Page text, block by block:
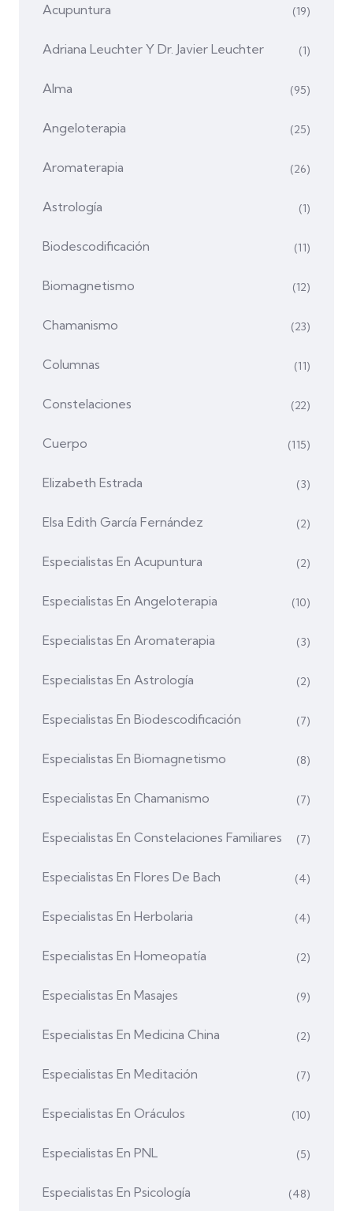
Acupuntura (19)
Adriana Leuchter Y Dr. Javier Leuchter (1)
Alma (95)
Angeloterapia (25)
Aromaterapia (26)
Astrología (1)
Biodescodificación (11)
Biomagnetismo (12)
Chamanismo (23)
Columnas (11)
Constelaciones (22)
Cuerpo (115)
Elizabeth Estrada (3)
Elsa Edith García Fernández (2)
Especialistas En Acupuntura (2)
Especialistas En Angeloterapia (10)
Especialistas En Aromaterapia (3)
Especialistas En Astrología (2)
Especialistas En Biodescodificación (7)
Especialistas En Biomagnetismo (8)
Especialistas En Chamanismo (7)
Especialistas En Constelaciones Familiares (7)
Especialistas En Flores De Bach (4)
Especialistas En Herbolaria (4)
Especialistas En Homeopatía (2)
Especialistas En Masajes (9)
Especialistas En Medicina China (2)
Especialistas En Meditación (7)
Especialistas En Oráculos (10)
Especialistas En PNL (5)
Especialistas En Psicología (48)